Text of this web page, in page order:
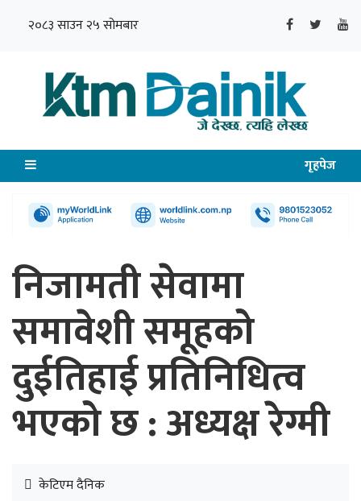
२०८३ साउन २५ सोमबार
गृहपेज
निजामती सेवामा
समावेशी समूहको
दुईतिहाई प्रतिनिधित्व
भएको छ : अध्यक्ष रेग्मी
केटिएम दैनिक